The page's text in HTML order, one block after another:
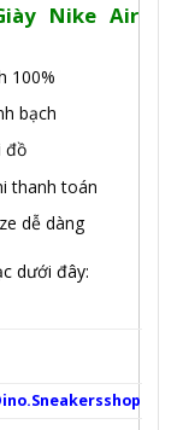
Nike Air
100%
bạch
đồ
thanh toán
dễ dàng
dưới đây: